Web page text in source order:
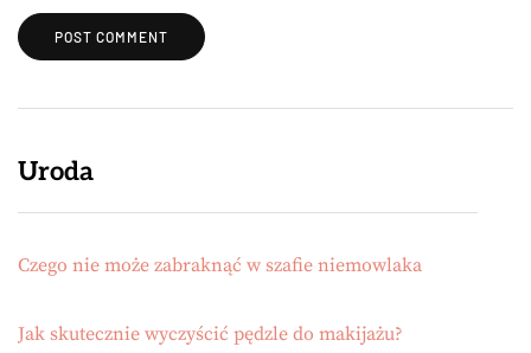
Uroda
Czego nie może zabraknąć w szafie niemowlaka
Jak skutecznie wyczyścić pędzle do makijażu?